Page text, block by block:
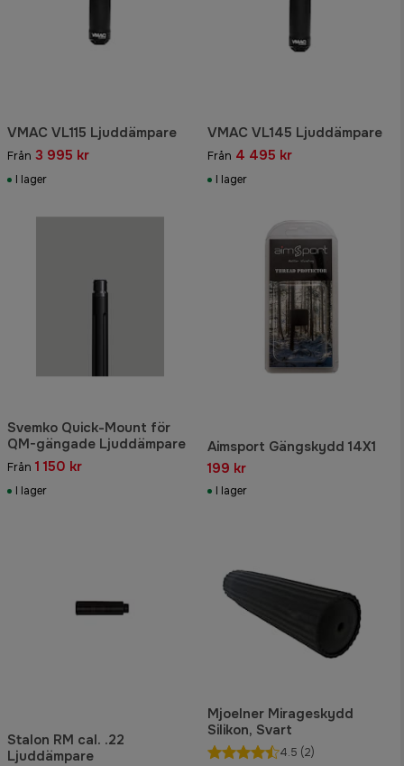
VMAC VL115 Ljuddämpare
Från 3 995 kr
I lager
VMAC VL145 Ljuddämpare
Från 4 495 kr
I lager
Svemko Quick-Mount för
QM-gängade Ljuddämpare
Från 1 150 kr
I lager
Aimsport Gängskydd 14X1
199 kr
I lager
Stalon RM cal. .22
Ljuddämpare
Mjoelner Mirageskydd
Silikon, Svart
4.5 (2)